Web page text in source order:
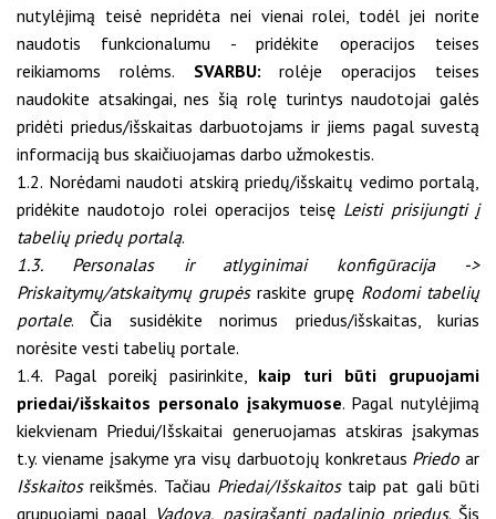
nutylėjimą teisė nepridėta nei vienai rolei, todėl jei norite
naudotis funkcionalumu - pridėkite operacijos teises
reikiamoms rolėms. SVARBU: rolėje operacijos teises
naudokite atsakingai, nes šią rolę turintys naudotojai galės
pridėti priedus/išskaitas darbuotojams ir jiems pagal suvestą
informaciją bus skaičiuojamas darbo užmokestis.
1.2. Norėdami naudoti atskirą priedų/išskaitų vedimo portalą,
pridėkite naudotojo rolei operacijos teisę Leisti prisijungti į
tabelių priedų portalą.
1.3. Personalas ir atlyginimai konfigūracija ->
Priskaitymų/atskaitymų grupėsraskite grupę Rodomi tabelių
portale. Čia susidėkite norimus priedus/išskaitas, kurias
norėsite vesti tabelių portale.
1.4. Pagal poreikį pasirinkite, kaip turi būti grupuojami
priedai/išskaitos personalo įsakymuose. Pagal nutylėjimą
kiekvienam Priedui/Išskaitai generuojamas atskiras įsakymas
t.y. viename įsakyme yra visų darbuotojų konkretaus Priedo ar
Išskaitosreikšmės. Tačiau Priedai/Išskaitostaip pat gali būti
grupuojami pagal Vadovą, pasirašantį padalinio priedus. Šis